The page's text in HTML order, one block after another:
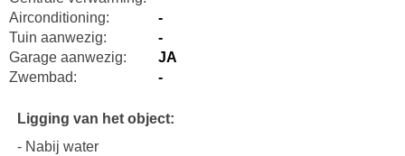
Airconditioning:
-
Tuin aanwezig:
-
Garage aanwezig:
JA
Zwembad:
-
Ligging van het object:
- Nabij water